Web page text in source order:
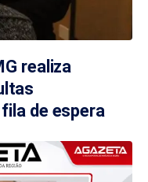
realiza
de espera